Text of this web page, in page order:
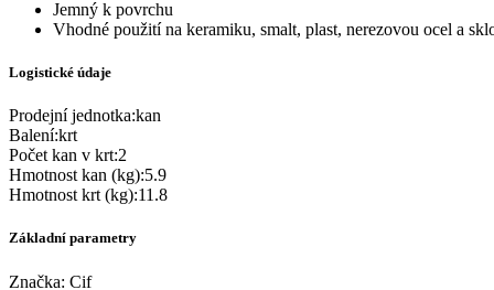
Jemný k povrchu
Vhodné použití na keramiku, smalt, plast, nerezovou ocel a
Logistické údaje
Prodejní jednotka:kan
Balení:krt
Počet kan v krt:2
Hmotnost kan (kg):5.9
Hmotnost krt (kg):11.8
Základní parametry
Značka: Cif